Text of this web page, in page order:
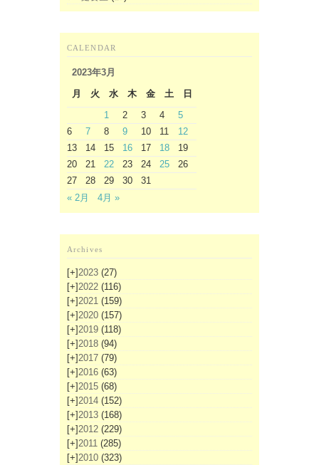
CALENDAR
2023年3月
月
火 水 木 金 土
日
1
2 3 4
5
6
7 8 9 10 11
12
13
14 15 16 17 18
19
20
21 22 23 24 25
26
27
28 29 30
31
« 2月
4月 »
Archives
[+]2023 (27)
[+]2022 (116)
[+]2021 (159)
[+]2020 (157)
[+]2019 (118)
[+]2018 (94)
[+]2017 (79)
[+]2016 (63)
[+]2015 (68)
[+]2014 (152)
[+]2013 (168)
[+]2012 (229)
[+]2011 (285)
[+]2010 (323)